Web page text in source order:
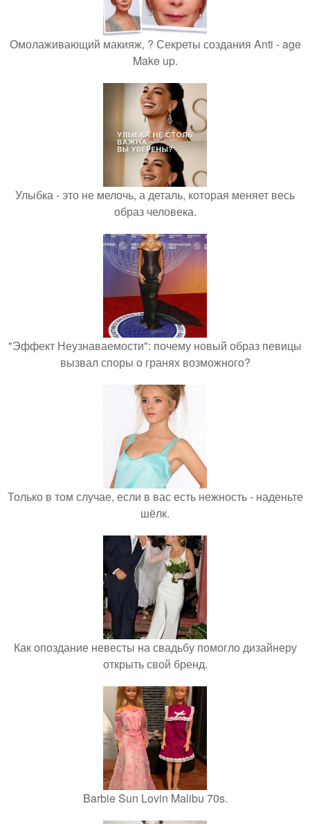
Омолаживающий макияж, ? Секреты создания Anti - age
Make up.
Улыбка - это не мелочь, а деталь, которая меняет весь
образ человека.
"Эффект Неузнаваемости": почему новый образ певицы
вызвал споры о гранях возможного?
Только в том случае, если в вас есть нежность - наденьте
шёлк.
Как опоздание невесты на свадьбу помогло дизайнеру
открыть свой бренд.
Barbie Sun Lovin Malibu 70s.